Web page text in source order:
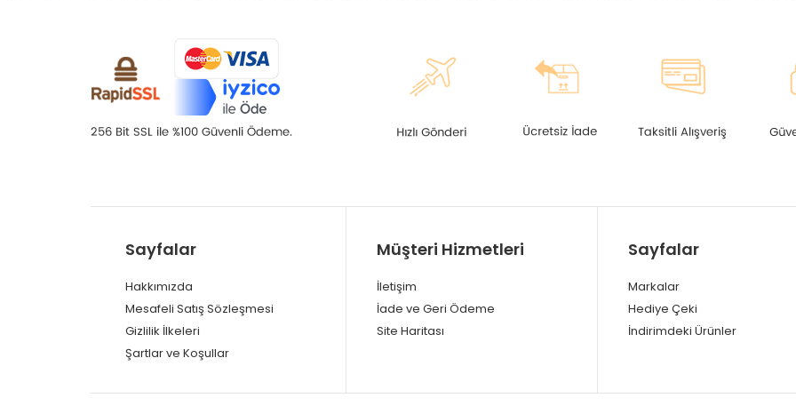
Sayfalar
Hakkımızda
Mesafeli Satış Sözleşmesi
Gizlilik İlkeleri
Şartlar ve Koşullar
Müşteri Hizmetleri
İletişim
İade ve Geri Ödeme
Site Haritası
Sayfalar
Markalar
Hediye Çeki
İndirimdeki Ürünler